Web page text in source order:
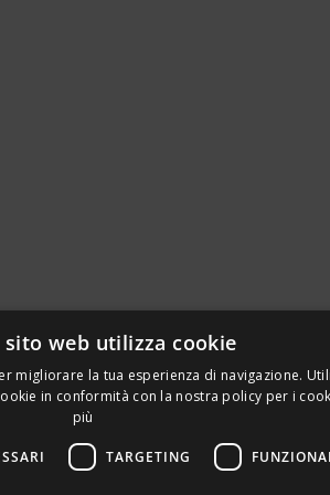
sito web utilizza cookie
migliorare la tua esperienza di navigazione.
in conformità con la nostra policy per i
più
TARGETING